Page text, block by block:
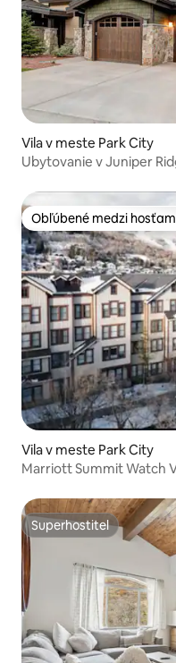
Vila v meste Park City
Ubytovanie v Juniper
Obľúbené medzi
Obľúbené medzi
Vila v meste Park City
Marriott Summit Watch
Superhostiteľ
Superhostiteľ